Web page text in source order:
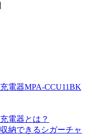
電器MPA-CCU11BK
電器とは？
納できるシガーチャ